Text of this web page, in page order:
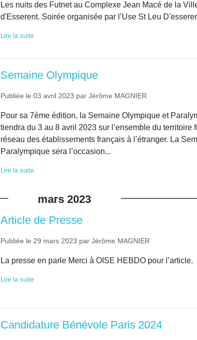
Les nuits des Futnet au Complexe Jean Macé de la
d'Esserent. Soirée organisée par l’Use St Leu
Lire la suite
Semaine Olympique
Publiée le 03 avril 2023 par Jérôme MAGNIER
Pour sa 7ème édition, la Semaine Olympique et
tiendra du 3 au 8 avril 2023 sur l’ensemble du territoire
réseau des établissements français à l’étranger. La
Paralympique sera l’occasion...
Lire la suite
mars 2023
Article de Presse
Publiée le 29 mars 2023 par Jérôme MAGNIER
La presse en parle Merci à OISE HEBDO pour l’article.
Lire la suite
Candidature Bénévole Paris 2024